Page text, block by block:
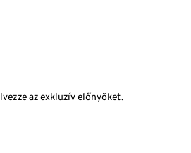
az exkluzív előnyöket.